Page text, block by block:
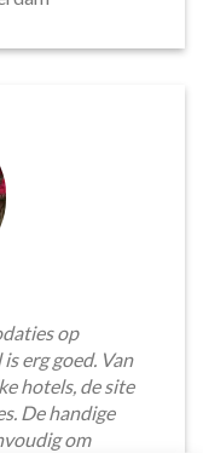
op
erg goed. Van
hotels, de site
De handige
om